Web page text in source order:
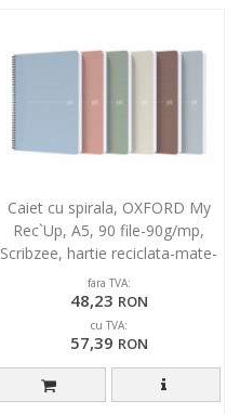
Caiet cu spirala, OXFORD My
Rec`Up, A5, 90 file-90g/mp,
Scribzee, hartie reciclata-mate-
asortate
fara TVA:
48,23 RON
cu TVA:
57,39 RON